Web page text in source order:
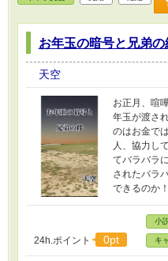
お年玉の暗号と兄弟の
天空
お正月、喧
年玉が渡さ
のはお金で
人、協力し
てバラバラ
されたバラ
できるのか
24h.ポイント 0pt
小
キ